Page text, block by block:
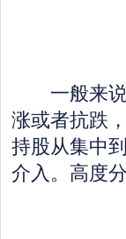
一般来说
涨或者抗跌
持股从集中
介入。高度